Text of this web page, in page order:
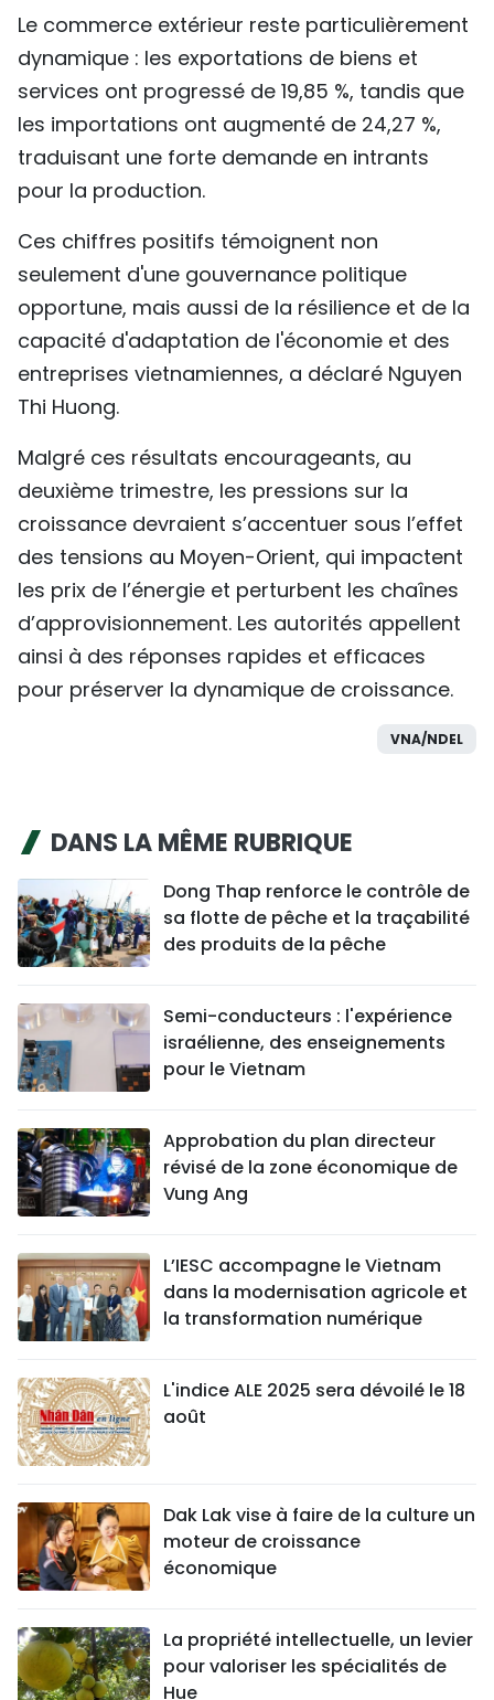
Le commerce extérieur reste particulièrement
dynamique : les exportations de biens et
services ont progressé de 19,85 %, tandis que
les importations ont augmenté de 24,27 %,
traduisant une forte demande en intrants
pour la production.
Ces chiffres positifs témoignent non
seulement d'une gouvernance politique
opportune, mais aussi de la résilience et de la
capacité d'adaptation de l'économie et des
entreprises vietnamiennes, a déclaré Nguyen
Thi Huong.
Malgré ces résultats encourageants, au
deuxième trimestre, les pressions sur la
croissance devraient s’accentuer sous l’effet
des tensions au Moyen-Orient, qui impactent
les prix de l’énergie et perturbent les chaînes
d’approvisionnement. Les autorités appellent
ainsi à des réponses rapides et efficaces
pour préserver la dynamique de croissance.
VNA/NDEL
DANS LA MÊME RUBRIQUE
Dong Thap renforce le contrôle de
sa flotte de pêche et la traçabilité
des produits de la pêche
Semi-conducteurs : l'expérience
israélienne, des enseignements
pour le Vietnam
Approbation du plan directeur
révisé de la zone économique de
Vung Ang
L’IESC accompagne le Vietnam
dans la modernisation agricole et
la transformation numérique
L'indice ALE 2025 sera dévoilé le 18
août
Dak Lak vise à faire de la culture un
moteur de croissance
économique
La propriété intellectuelle, un levier
pour valoriser les spécialités de
Hue